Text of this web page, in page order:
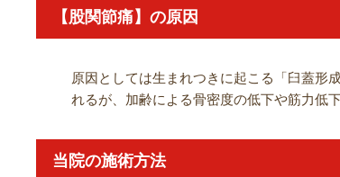
【股関節痛】の原因
原因としては生まれつきに起こる「臼蓋形
れるが、加齢による骨密度の低下や筋力低
当院の施術方法